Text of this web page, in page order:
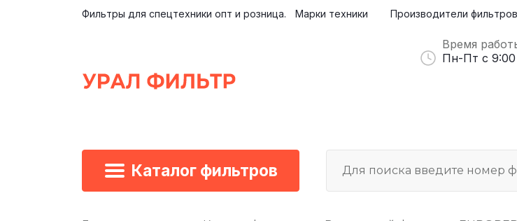
Каталог фильтров
Фильтры для спецтехники опт и розница. Марки техники Производители фильтров
Время
Пн-Пт с 9:00